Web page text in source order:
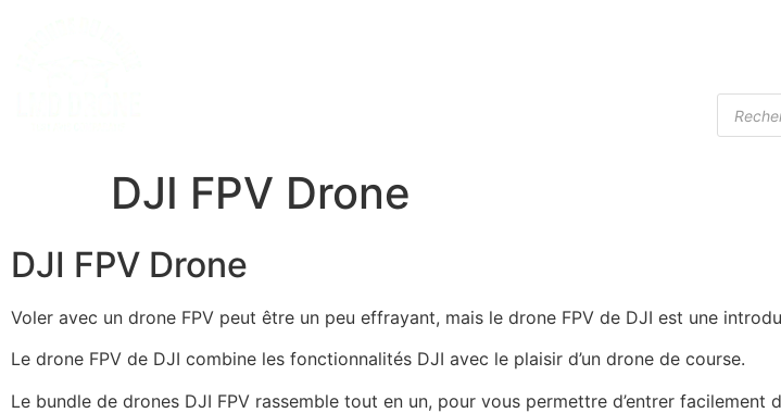
DJI FPV Drone
DJI FPV Drone
Voler avec un drone FPV peut être un peu effrayant, mais le drone FPV de DJI est une
Le drone FPV de DJI combine les fonctionnalités DJI avec le plaisir d’un drone de course.
Le bundle de drones DJI FPV rassemble tout en un, pour vous permettre d’entrer